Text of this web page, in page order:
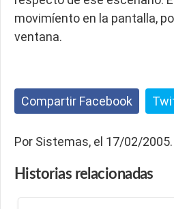
movimíento en la pantalla,
ventana.
Compartir Facebook
Por Sistemas, el 17/02/2005.
Historias relacionadas